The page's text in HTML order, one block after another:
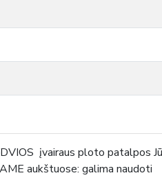
įvairaus ploto patalpos
aukštuose: galima naudoti